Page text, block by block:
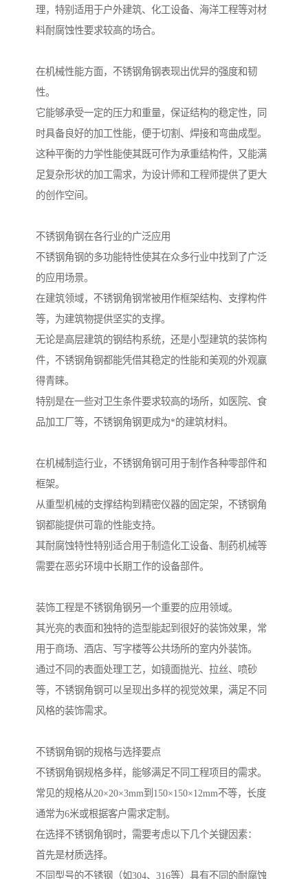
理，特别适用于户外建筑、化工设备、海洋工程等对材
料耐腐蚀性要求较高的场合。
在机械性能方面，不锈钢角钢表现出优异的强度和韧
性。
它能够承受一定的压力和重量，保证结构的稳定性，同
时具备良好的加工性能，便于切割、焊接和弯曲成型。
这种平衡的力学性能使其既可作为承重结构件，又能满
足复杂形状的加工需求，为设计师和工程师提供了更大
的创作空间。
不锈钢角钢在各行业的广泛应用
不锈钢角钢的多功能特性使其在众多行业中找到了广泛
的应用场景。
在建筑领域，不锈钢角钢常被用作框架结构、支撑构件
等，为建筑物提供坚实的支撑。
无论是高层建筑的钢结构系统，还是小型建筑的装饰构
件，不锈钢角钢都能凭借其稳定的性能和美观的外观赢
得青睐。
特别是在一些对卫生条件要求较高的场所，如医院、食
品加工厂等，不锈钢角钢更成为*的建筑材料。
在机械制造行业，不锈钢角钢可用于制作各种零部件和
框架。
从重型机械的支撑结构到精密仪器的固定架，不锈钢角
钢都能提供可靠的性能支持。
其耐腐蚀特性特别适合用于制造化工设备、制药机械等
需要在恶劣环境中长期工作的设备部件。
装饰工程是不锈钢角钢另一个重要的应用领域。
其光亮的表面和独特的造型能起到很好的装饰效果，常
用于商场、酒店、写字楼等公共场所的室内外装饰。
通过不同的表面处理工艺，如镜面抛光、拉丝、喷砂
等，不锈钢角钢可以呈现出多样的视觉效果，满足不同
风格的装饰需求。
不锈钢角钢的规格与选择要点
不锈钢角钢规格多样，能够满足不同工程项目的需求。
常见的规格从20×20×3mm到150×150×12mm不等，长度
通常为6米或根据客户需求定制。
在选择不锈钢角钢时，需要考虑以下几个关键因素：
首先是材质选择。
不同型号的不锈钢（如304、316等）具有不同的耐腐蚀